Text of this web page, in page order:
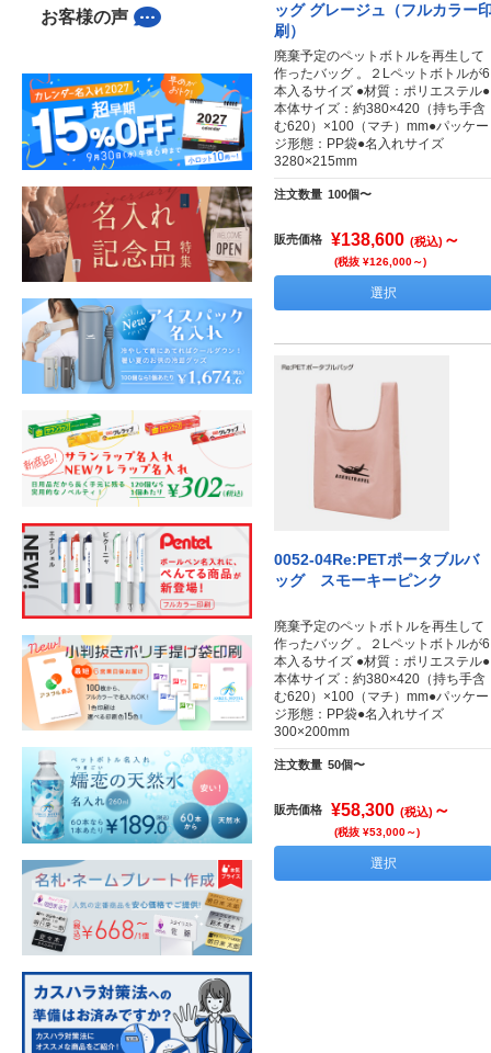
ッグ グレージュ（フルカラー
刷）
廃棄予定のペットボトルを再生して
作ったバッグ 。２Lペットボトルが6
本入るサイズ ●材質：ポリエステル●
本体サイズ：約380×420（持ち手含
む620）×100（マチ）mm●パッケー
ジ形態：PP袋●名入れサイズ
3280×215mm
注文数量 100個〜
販売価格 ¥138,600 (税込) ～
(税抜 ¥126,000～)
選択
0052-04Re:PETポータブルバ
ッグ スモーキーピンク
廃棄予定のペットボトルを再生して
作ったバッグ 。２Lペットボトルが6
本入るサイズ ●材質：ポリエステル●
本体サイズ：約380×420（持ち手含
む620）×100（マチ）mm●パッケー
ジ形態：PP袋●名入れサイズ
300×200mm
注文数量 50個〜
販売価格 ¥58,300 (税込) ～
(税抜 ¥53,000～)
選択
お客様の声